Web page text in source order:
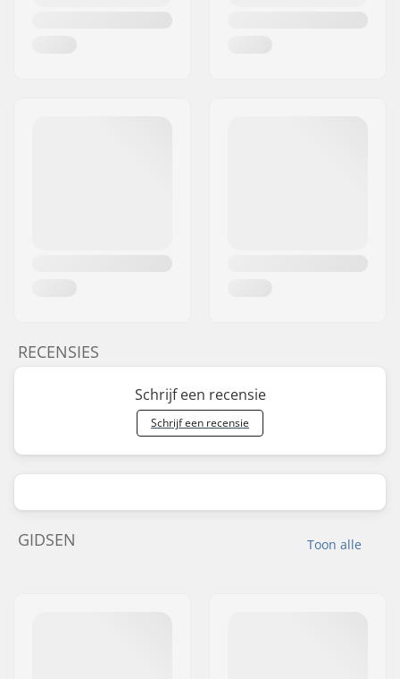
RECENSIES
Schrijf een recensie
Schrijf een recensie
Toon alle
GIDSEN